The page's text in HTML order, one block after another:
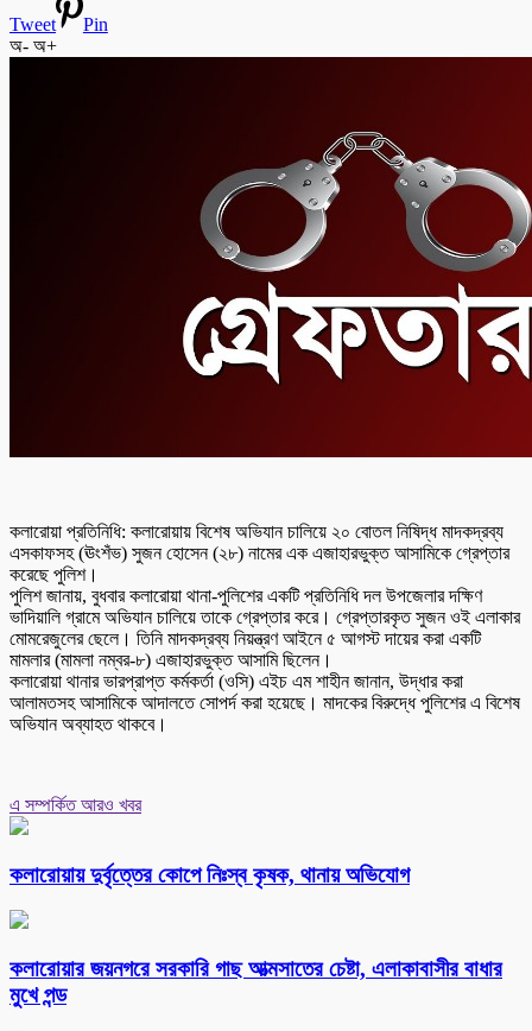
Tweet
Pin
অ- অ+
কলারোয়া প্রতিনিধি: কলারোয়ায় বিশেষ অভিযান চালিয়ে ২০ বোতল নিষিদ্ধ মাদকদ্রব্য
এসকাফসহ (ঊংশঁভ) সুজন হোসেন (২৮) নামের এক এজাহারভুক্ত আসামিকে গ্রেপ্তার
করেছে পুলিশ।
পুলিশ জানায়, বুধবার কলারোয়া থানা-পুলিশের একটি প্রতিনিধি দল উপজেলার দক্ষিণ
ভাদিয়ালি গ্রামে অভিযান চালিয়ে তাকে গ্রেপ্তার করে। গ্রেপ্তারকৃত সুজন ওই এলাকার
মোমরেজুলের ছেলে। তিনি মাদকদ্রব্য নিয়ন্ত্রণ আইনে ৫ আগস্ট দায়ের করা একটি
মামলার (মামলা নম্বর-৮) এজাহারভুক্ত আসামি ছিলেন।
কলারোয়া থানার ভারপ্রাপ্ত কর্মকর্তা (ওসি) এইচ এম শাহীন জানান, উদ্ধার করা
আলামতসহ আসামিকে আদালতে সোপর্দ করা হয়েছে। মাদকের বিরুদ্ধে পুলিশের এ বিশেষ
অভিযান অব্যাহত থাকবে।
এ সম্পর্কিত আরও খবর
কলারোয়ায় দুর্বৃত্তের কোপে নিঃস্ব কৃষক, থানায় অভিযোগ
কলারোয়ার জয়নগরে সরকারি গাছ আত্মসাতের চেষ্টা, এলাকাবাসীর বাধার
মুখে পন্ড